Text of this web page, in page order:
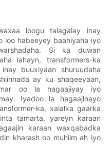
loogu talagalay inay
loo habeeyey baahiyaha iyo
Si ka duwan
lahayn, transformers-ka
buuxiyaan shuruudaha
ay ku shaqeeyaan,
oo la hagaajiyay iyo
Iyadoo la hagaajinayo
ka, xalalka gaarka
tamarta, yareyn karaan
karaan waxqabadka
kharash oo muhiim ah iyo